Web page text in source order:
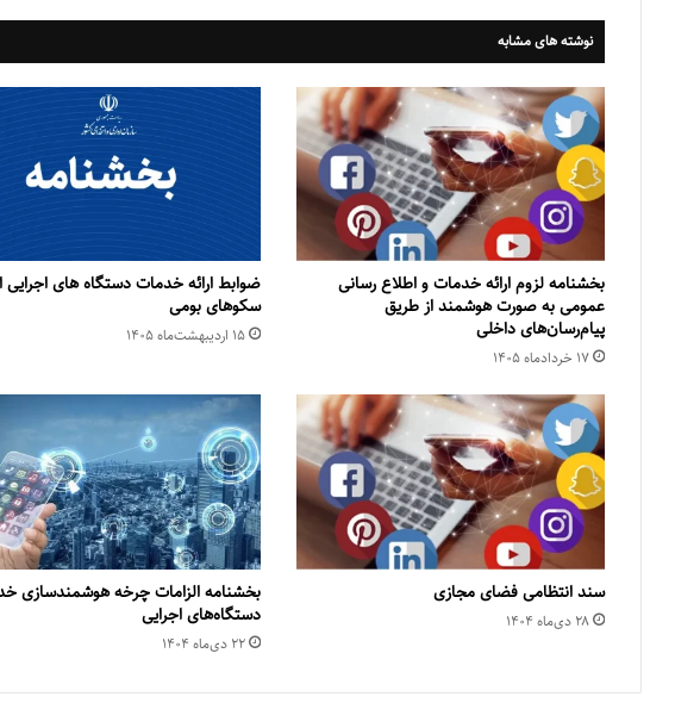
نوشته های مشابه
بخشنامه لزوم ارائه خدمات و اطلاع رسانی
عمومی به صورت هوشمند از طریق
پیام‌رسان‌های داخلی
۱۷ خرداد‌ماه ۱۴۰۵
ضوابط ارائه خدمات دستگاه های اجرایی
سکو­های بومی
۱۵ اردیبهشت‌ماه ۱۴۰۵
سند انتظامی فضای مجازی
۲۸ دی‌ماه ۱۴۰۴
بخشنامه الزامات چرخه هوشمندسازی
دستگاه‌های اجرایی
۲۲ دی‌ماه ۱۴۰۴